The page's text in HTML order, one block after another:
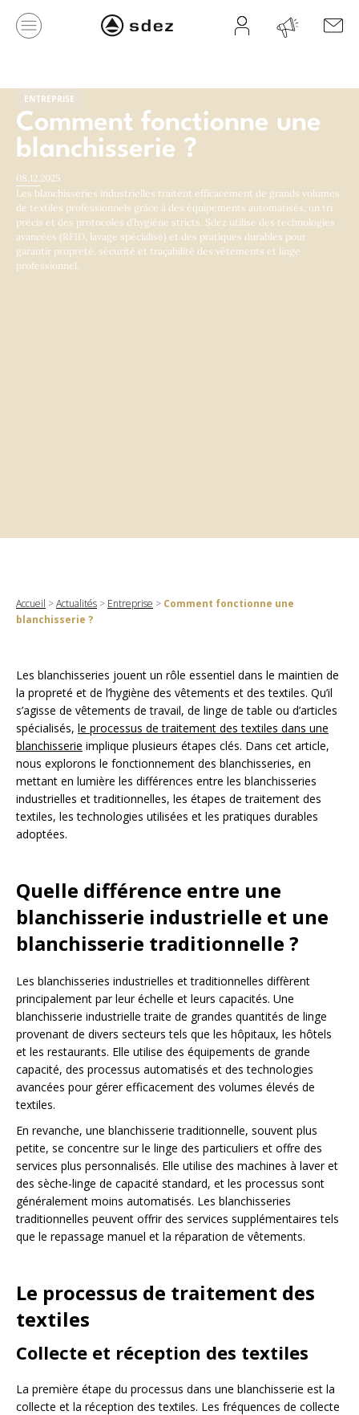
ENTREPRISE
Comment fonctionne une
blanchisserie ?
08.12.2025
Les blanchisseries industrielles traitent efficacement de grands volumes
de textiles professionnels grâce à des équipements automatisés, un tri
précis et des protocoles d’hygiène stricts. Sdez utilise des technologies
avancées (RFID, lavage spécialisé) et des pratiques durables pour
garantir propreté, sécurité et traçabilité des vêtements et linge
professionnel.
Accueil >Actualités > Entreprise > Comment fonctionne une
blanchisserie ?
Les blanchisseries jouent un rôle essentiel dans le maintien de
la propreté et de l’hygiène des vêtements et des textiles. Qu’il
s’agisse de vêtements de travail, de linge de table ou d’articles
spécialisés, le processus de traitement des textiles dans une
blanchisserie implique plusieurs étapes clés. Dans cet article,
nous explorons le fonctionnement des blanchisseries, en
mettant en lumière les différences entre les blanchisseries
industrielles et traditionnelles, les étapes de traitement des
textiles, les technologies utilisées et les pratiques durables
adoptées.
Quelle différence entre une
blanchisserie industrielle et une
blanchisserie traditionnelle ?
Les blanchisseries industrielles et traditionnelles diffèrent
principalement par leur échelle et leurs capacités. Une
blanchisserie industrielle traite de grandes quantités de linge
provenant de divers secteurs tels que les hôpitaux, les hôtels
et les restaurants. Elle utilise des équipements de grande
capacité, des processus automatisés et des technologies
avancées pour gérer efficacement des volumes élevés de
textiles.
En revanche, une blanchisserie traditionnelle, souvent plus
petite, se concentre sur le linge des particuliers et offre des
services plus personnalisés. Elle utilise des machines à laver et
des sèche-linge de capacité standard, et les processus sont
généralement moins automatisés. Les blanchisseries
traditionnelles peuvent offrir des services supplémentaires tels
que le repassage manuel et la réparation de vêtements.
Le processus de traitement des
textiles
Collecte et réception des textiles
La première étape du processus dans une blanchisserie est la
collecte et la réception des textiles. Les fréquences de collecte